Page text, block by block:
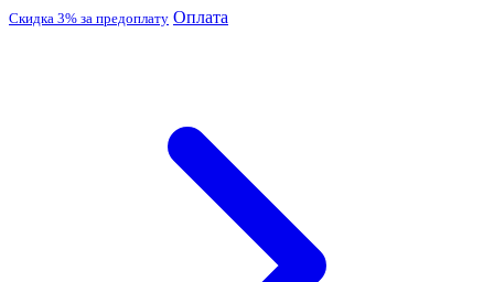
Скидка 3% за предоплату Оплата